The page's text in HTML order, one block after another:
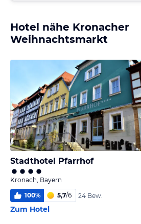
Hotel nähe Kronacher
Weihnachtsmarkt
Stadthotel Pfarrhof
Kronach, Bayern
100% 5,7/6 24 Bew.
Zum Hotel